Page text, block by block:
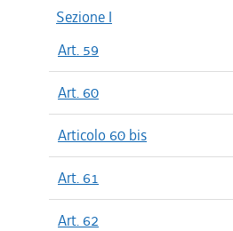
Sezione I
Art. 59
Art. 60
Articolo 60 bis
Art. 61
Art. 62